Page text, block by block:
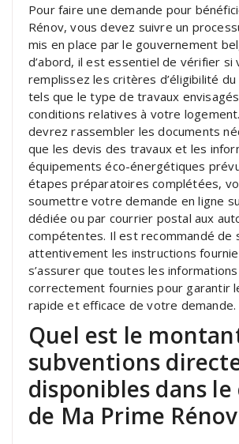
Pour faire une demande pour
Rénov, vous devez suivre un
mis en place par le gouvernement
d’abord, il est essentiel de vérifier si
remplissez les critères d’éligibilité
tels que le type de travaux
conditions relatives à votre
devrez rassembler les documents
que les devis des travaux et les
équipements éco-énergétiques
étapes préparatoires complétées,
soumettre votre demande en ligne
dédiée ou par courrier postal aux
compétentes. Il est recommandé de
attentivement les instructions
s’assurer que toutes les
correctement fournies pour garantir
rapide et efficace de votre demande.
Quel est le
subventions
disponibles dans le
de Ma Prime